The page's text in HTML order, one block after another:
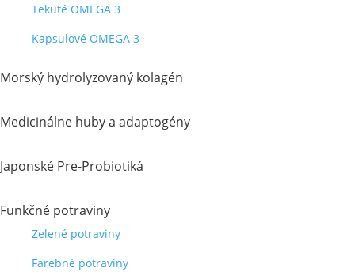
Tekuté OMEGA 3
Kapsulové OMEGA 3
Morský hydrolyzovaný kolagén
Medicinálne huby a adaptogény
Japonské Pre-Probiotiká
Funkčné potraviny
Zelené potraviny
Farebné potraviny